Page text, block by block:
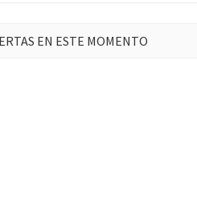
EN ESTE MOMENTO